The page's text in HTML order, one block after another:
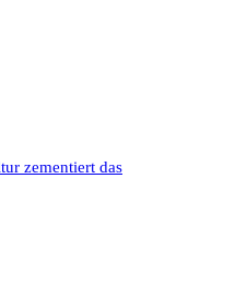
zementiert das